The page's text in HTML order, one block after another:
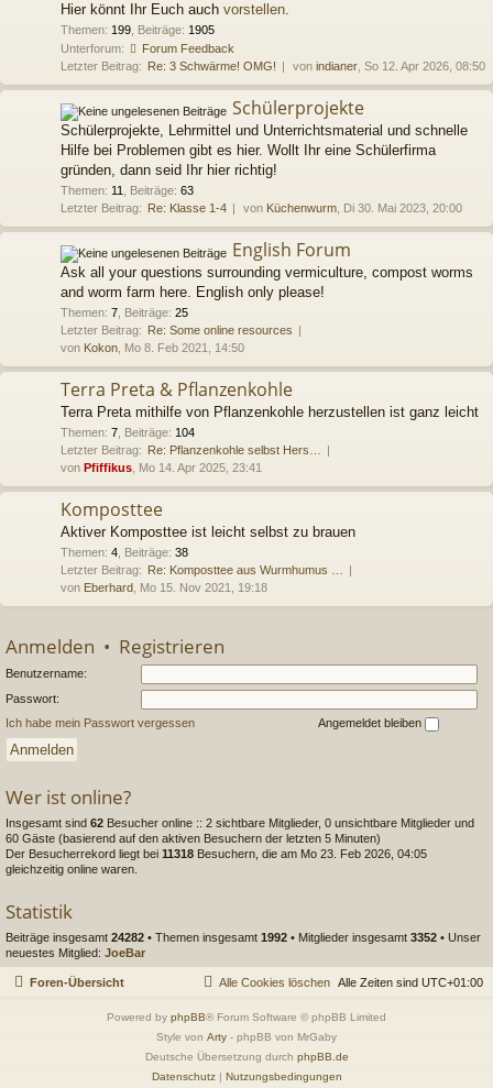
Hier könnt Ihr Euch auch vorstellen.
Themen: 199 Beiträge: 1905
Unterforum:
Forum Feedback
Letzter Beitrag: Re: 3 Schwärme! OMG! von indianer , So 12. Apr 2026, 08:50
Schülerprojekte
Schülerprojekte, Lehrmittel und Unterrichtsmaterial und schnelle
Hilfe bei Problemen gibt es hier. Wollt Ihr eine Schülerfirma
gründen, dann seid Ihr hier richtig!
Themen: 11 Beiträge: 63
Letzter Beitrag: Re: Klasse 1-4 von Küchenwurm , Di 30. Mai 2023, 20:00
English Forum
Ask all your questions surrounding vermiculture, compost worms
and worm farm here. English only please!
Themen: 7 Beiträge: 25
Letzter Beitrag: Re: Some online resources
von Kokon , Mo 8. Feb 2021, 14:50
Terra Preta & Pflanzenkohle
Terra Preta mithilfe von Pflanzenkohle herzustellen ist ganz leicht
Themen: 7 Beiträge: 104
Letzter Beitrag: Re: Pflanzenkohle selbst Hers…
von Pfiffikus , Mo 14. Apr 2025, 23:41
Komposttee
Aktiver Komposttee ist leicht selbst zu brauen
Themen: 4 Beiträge: 38
Letzter Beitrag: Re: Komposttee aus Wurmhumus …
von Eberhard , Mo 15. Nov 2021, 19:18
Anmelden • Registrieren
Benutzername:
Passwort:
Ich habe mein Passwort vergessen
Angemeldet bleiben
Wer ist online?
Insgesamt sind 62 Besucher online :: 2 sichtbare Mitglieder, 0 unsichtbare Mitglieder und
60 Gäste (basierend auf den aktiven Besuchern der letzten 5 Minuten)
Der Besucherrekord liegt bei 11318 Besuchern, die am Mo 23. Feb 2026, 04:05
gleichzeitig online waren.
Statistik
Beiträge insgesamt 24282 • Themen insgesamt 1992 • Mitglieder insgesamt 3352 • Unser
neuestes Mitglied: JoeBar
Foren-Übersicht Alle Zeiten sind UTC+01:00
Alle Cookies löschen
Powered by phpBB® Forum Software © phpBB Limited
Style von Arty - phpBB von MrGaby
Deutsche Übersetzung durch phpBB.de
Datenschutz| Nutzungsbedingungen